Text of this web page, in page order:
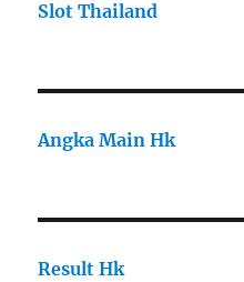
Slot Thailand
Angka Main Hk
Result Hk